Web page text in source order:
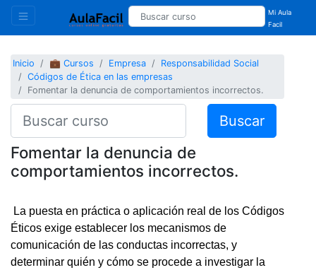
Mi Aula
Facil
Inicio 💼 Cursos Empresa
Responsabilidad Social
Códigos de Ética en las empresas
Fomentar la denuncia de comportamientos incorrectos.
Buscar
Fomentar la denuncia de
comportamientos incorrectos.
La puesta en práctica o aplicación real de los Códigos
Éticos exige establecer los mecanismos de
comunicación de las conductas incorrectas, y
determinar quién y cómo se procede a investigar la